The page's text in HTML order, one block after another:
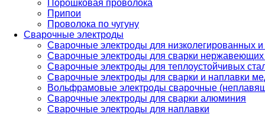
Порошковая проволока
Припои
Проволока по чугуну
Сварочные электроды
Сварочные электроды для низколегированных и
Сварочные электроды для сварки
Сварочные электроды для теплоустойчивых
Сварочные электроды для сварки и наплавки
Вольфрамовые электроды сварочные
Сварочные электроды для сварки алюминия
Сварочные электроды для наплавки